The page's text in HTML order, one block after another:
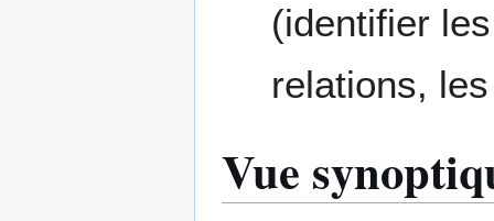
(identifier
relations,
Vue